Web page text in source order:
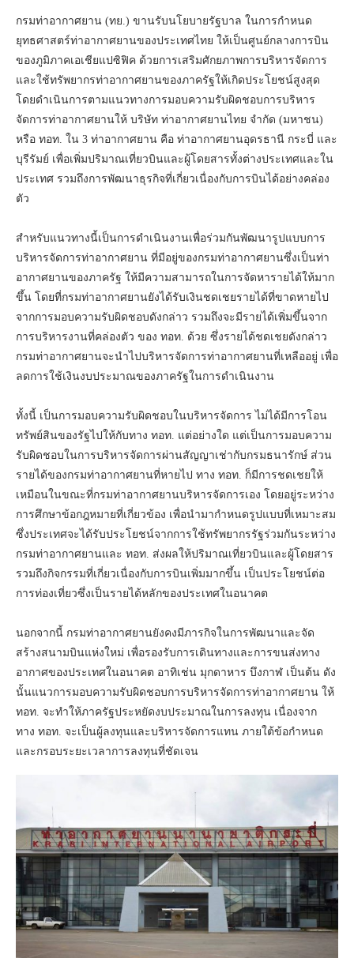
กรมท่าอากาศยาน (ทย.) ขานรับนโยบายรัฐบาล ในการกำหนด
ยุทธศาสตร์ท่าอากาศยานของประเทศไทย ให้เป็นศูนย์กลางการบิน
ของภูมิภาคเอเชียแปซิฟิค ด้วยการเสริมศักยภาพการบริหารจัดการ
และใช้ทรัพยากรท่าอากาศยานของภาครัฐให้เกิดประโยชน์สูงสุด
โดยดำเนินการตามแนวทางการมอบความรับผิดชอบการบริหาร
จัดการท่าอากาศยานให้ บริษัท ท่าอากาศยานไทย จำกัด (มหาชน)
หรือ ทอท. ใน 3 ท่าอากาศยาน คือ ท่าอากาศยานอุดรธานี กระบี่ และ
บุรีรัมย์ เพื่อเพิ่มปริมาณเที่ยวบินและผู้โดยสารทั้งต่างประเทศและใน
ประเทศ รวมถึงการพัฒนาธุรกิจที่เกี่ยวเนื่องกับการบินได้อย่างคล่อง
ตัว
สำหรับแนวทางนี้เป็นการดำเนินงานเพื่อร่วมกันพัฒนารูปแบบการ
บริหารจัดการท่าอากาศยาน ที่มีอยู่ของกรมท่าอากาศยานซึ่งเป็นท่า
อากาศยานของภาครัฐ ให้มีความสามารถในการจัดหารายได้ให้มาก
ขึ้น โดยที่กรมท่าอากาศยานยังได้รับเงินชดเชยรายได้ที่ขาดหายไป
จากการมอบความรับผิดชอบดังกล่าว รวมถึงจะมีรายได้เพิ่มขึ้นจาก
การบริหารงานที่คล่องตัว ของ ทอท. ด้วย ซึ่งรายได้ชดเชยดังกล่าว
กรมท่าอากาศยานจะนำไปบริหารจัดการท่าอากาศยานที่เหลืออยู่ เพื่อ
ลดการใช้เงินงบประมาณของภาครัฐในการดำเนินงาน
ทั้งนี้ เป็นการมอบความรับผิดชอบในบริหารจัดการ ไม่ได้มีการโอน
ทรัพย์สินของรัฐไปให้กับทาง ทอท. แต่อย่างใด แต่เป็นการมอบความ
รับผิดชอบในการบริหารจัดการผ่านสัญญาเช่ากับกรมธนารักษ์ ส่วน
รายได้ของกรมท่าอากาศยานที่หายไป ทาง ทอท. ก็มีการชดเชยให้
เหมือนในขณะที่กรมท่าอากาศยานบริหารจัดการเอง โดยอยู่ระหว่าง
การศึกษาข้อกฎหมายที่เกี่ยวข้อง เพื่อนำมากำหนดรูปแบบที่เหมาะสม
ซึ่งประเทศจะได้รับประโยชน์จากการใช้ทรัพยากรรัฐร่วมกันระหว่าง
กรมท่าอากาศยานและ ทอท. ส่งผลให้ปริมาณเที่ยวบินและผู้โดยสาร
รวมถึงกิจกรรมที่เกี่ยวเนื่องกับการบินเพิ่มมากขึ้น เป็นประโยชน์ต่อ
การท่องเที่ยวซึ่งเป็นรายได้หลักของประเทศในอนาคต
นอกจากนี้ กรมท่าอากาศยานยังคงมีภารกิจในการพัฒนาและจัด
สร้างสนามบินแห่งใหม่ เพื่อรองรับการเดินทางและการขนส่งทาง
อากาศของประเทศในอนาคต อาทิเช่น มุกดาหาร บึงกาฬ เป็นต้น ดัง
นั้นแนวการมอบความรับผิดชอบการบริหารจัดการท่าอากาศยาน ให้
ทอท. จะทำให้ภาครัฐประหยัดงบประมาณในการลงทุน เนื่องจาก
ทาง ทอท. จะเป็นผู้ลงทุนและบริหารจัดการแทน ภายใต้ข้อกำหนด
และกรอบระยะเวลาการลงทุนที่ชัดเจน